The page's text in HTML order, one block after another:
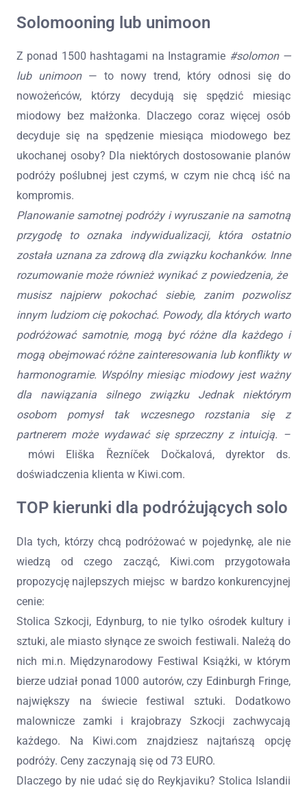
Solomooning lub unimoon
Z ponad 1500 hashtagami na Instagramie #solomon —
lub unimoon— to nowy trend, który odnosi się do
nowożeńców, którzy decydują się spędzić miesiąc
miodowy bez małżonka. Dlaczego coraz więcej osób
decyduje się na spędzenie miesiąca miodowego bez
ukochanej osoby? Dla niektórych dostosowanie planów
podróży poślubnej jest czymś, w czym nie chcą iść na
kompromis.
Planowanie samotnej podróży i wyruszanie na samotną
przygodę to oznaka indywidualizacji, która ostatnio
została uznana za zdrową dla związku kochanków. Inne
rozumowanie może również wynikać z powiedzenia, że ​​
musisz najpierw pokochać siebie, zanim pozwolisz
innym ludziom cię pokochać. Powody, dla których warto
podróżować samotnie, mogą być różne dla każdego i
mogą obejmować różne zainteresowania lub konflikty w
harmonogramie. Wspólny miesiąc miodowy jest ważny
dla nawiązania silnego związku Jednak niektórym
osobom pomysł tak wczesnego rozstania się z
partnerem może wydawać się sprzeczny z intuicją. –
mówi Eliška Řezníček Dočkalová, dyrektor ds.
doświadczenia klienta w Kiwi.com.
TOP kierunki dla podróżujących solo
Dla tych, którzy chcą podróżować w pojedynkę, ale nie
wiedzą od czego zacząć, Kiwi.com przygotowała
propozycję najlepszych miejsc w bardzo konkurencyjnej
cenie:
Stolica Szkocji, Edynburg, to nie tylko ośrodek kultury i
sztuki, ale miasto słynące ze swoich festiwali. Należą do
nich mi.n. Międzynarodowy Festiwal Książki, w którym
bierze udział ponad 1000 autorów, czy Edinburgh Fringe,
największy na świecie festiwal sztuki. Dodatkowo
malownicze zamki i krajobrazy Szkocji zachwycają
każdego. Na Kiwi.com znajdziesz najtańszą opcję
podróży. Ceny zaczynają się od 73 EURO.
Dlaczego by nie udać się do Reykjaviku? Stolica Islandii